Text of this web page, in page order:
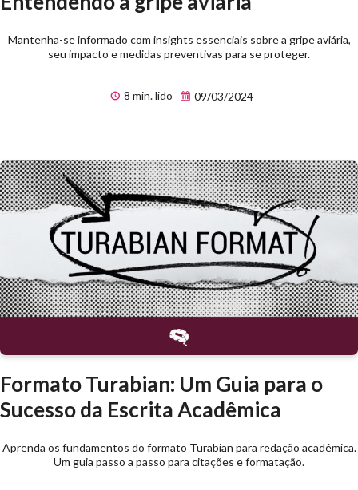
Mantenha-se informado com insights essenciais sobre a gripe aviária,
seu impacto e medidas preventivas para se proteger.
8 min. lido 09/03/2024
Formato Turabian: Um Guia para o
Sucesso da Escrita Acadêmica
Aprenda os fundamentos do formato Turabian para redação acadêmica.
Um guia passo a passo para citações e formatação.